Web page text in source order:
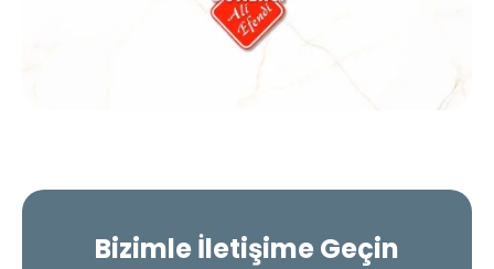
Bizimle İletişime Geçin